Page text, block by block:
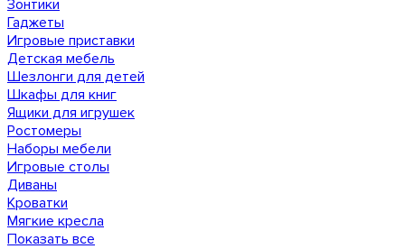
Зонтики
Гаджеты
Игровые приставки
Детская мебель
Шезлонги для детей
Шкафы для книг
Ящики для игрушек
Ростомеры
Наборы мебели
Игровые столы
Диваны
Кроватки
Мягкие кресла
Показать все